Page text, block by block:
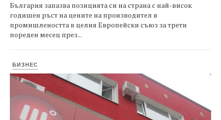
България запазва позицията си на страна с най-висок
годишен ръст на цените на производител в
промишлеността в целия Европейски съюз за трети
пореден месец през...
БИЗНЕС